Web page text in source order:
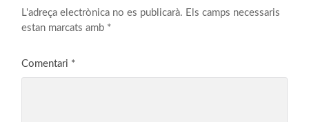
L'adreça electrònica no es publicarà. Els camps necessaris
estan marcats amb *
Comentari *